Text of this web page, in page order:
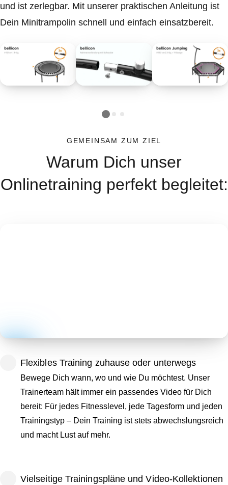
und ist zerlegbar. Mit unserer praktischen Anleitung ist
Dein Minitrampolin schnell und einfach einsatzbereit.
GEMEINSAM ZUM ZIEL
Warum Dich unser
Onlinetraining perfekt begleitet:
Flexibles Training zuhause oder unterwegs
Bewege Dich wann, wo und wie Du möchtest. Unser
Trainerteam hält immer ein passendes Video für Dich
bereit: Für jedes Fitnesslevel, jede Tagesform und jeden
Trainingstyp – Dein Training ist stets abwechslungsreich
und macht Lust auf mehr.
Vielseitige Trainingspläne und Video-Kollektionen